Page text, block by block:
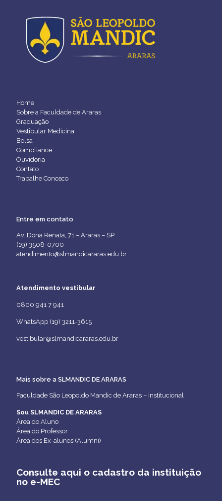
Home
Sobre a Faculdade de Araras
Graduação
Vestibular Medicina
Bolsa
Compliance
Ouvidoria
Contato
Trabalhe Conosco
Entre em contato
Av. Dona Renata, 71 – Araras – SP
(19) 3508-0700
atendimento@slmandicararas.edu.br
Atendimento vestibular
0800 941 7 941
WhatsApp (19) 3211-3615
vestibular@slmandicararas.edu.br
Mais sobre a SLMANDIC DE ARARAS
Faculdade São Leopoldo Mandic de Araras – Institucional
Sou SLMANDIC DE ARARAS
Área do Aluno
Área do Professor
Área dos Ex-alunos (Alumni)
Consulte aqui o cadastro da instituição
no e-MEC